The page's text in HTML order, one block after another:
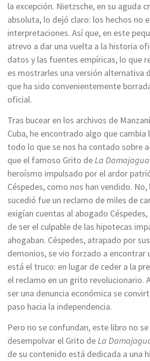
la excepción. Nietzsche, en su aguda
absoluta, lo dejó claro: los hechos no
interpretaciones. Así que, en este
atrevo a dar una vuelta a la historia
datos y las fuentes empíricas, lo que
es mostrarles una versión alternativa
que ha sido convenientemente
oficial.
Tras bucear en los archivos de
Cuba, he encontrado algo que cambia
todo lo que se nos ha contado sobre
que el famoso Grito deLa Damajagua
heroísmo impulsado por el ardor
Céspedes, como nos han vendido.
sucedió fue un reclamo de miles de
exigían cuentas al abogado Céspedes,
de ser el culpable de las hipotecas
ahogaban. Céspedes, atrapado por
demonios, se vio forzado a encontrar
está el truco: en lugar de ceder a la
el reclamo en un grito revolucionario.
ser una denuncia económica se
paso hacia la independencia.
Pero no se confundan, este libro no
desempolvar el Grito deLa
de su contenido está dedicada a una